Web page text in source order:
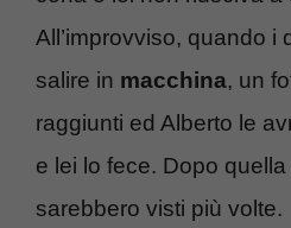
All’improvviso, quando i
salire in macchina, un
raggiunti ed Alberto le
e lei lo fece. Dopo
sarebbero visti più volte.